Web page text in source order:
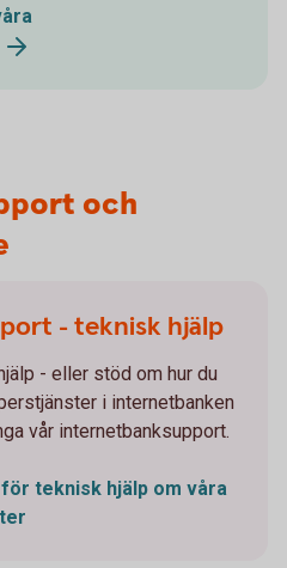
och
- teknisk hjälp
- eller stöd om hur du
i internetbanken
vår internetbanksupport.
för teknisk hjälp om våra